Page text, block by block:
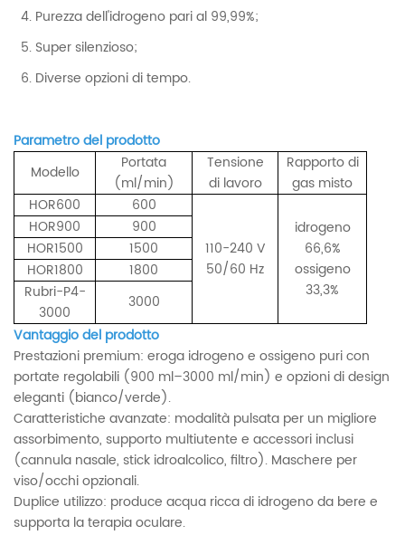
4. Purezza dell'idrogeno pari al 99,99%;
5. Super silenzioso;
6. Diverse opzioni di tempo.
Parametro del prodotto
Modello
Portata
(ml/min)
Tensione
di lavoro
Rapporto di
gas misto
HOR600
600
110-240 V
50/60 Hz
idrogeno
66,6%
ossigeno
33,3%
HOR900
900
HOR1500
1500
HOR1800
1800
Rubri-P4-
3000
3000
Vantaggio del prodotto
Prestazioni premium: eroga idrogeno e ossigeno puri con
portate regolabili (900 ml–3000 ml/min) e opzioni di design
eleganti (bianco/verde).
Caratteristiche avanzate: modalità pulsata per un migliore
assorbimento, supporto multiutente e accessori inclusi
(cannula nasale, stick idroalcolico, filtro). Maschere per
viso/occhi opzionali.
Duplice utilizzo: produce acqua ricca di idrogeno da bere e
supporta la terapia oculare.